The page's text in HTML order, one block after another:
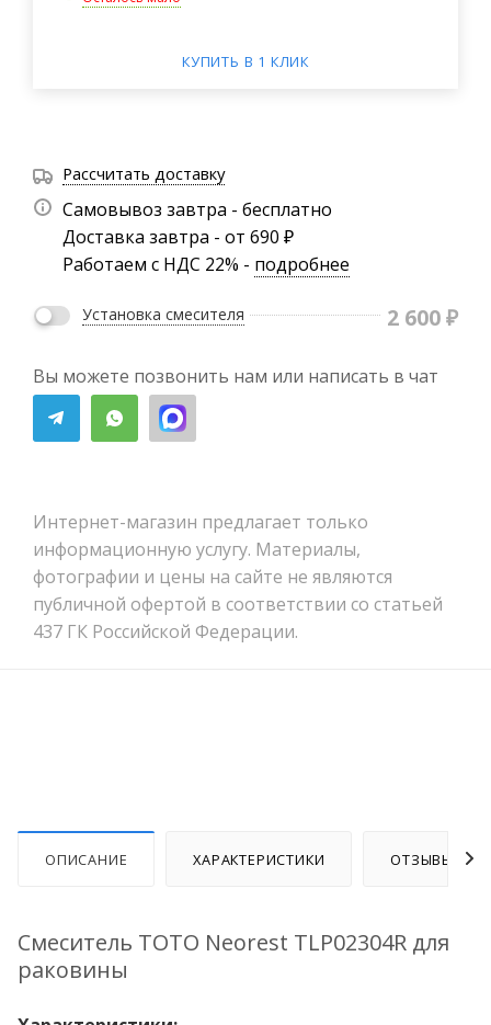
КУПИТЬ В 1 КЛИК
Рассчитать доставку
Самовывоз завтра - бесплатно
Доставка завтра - от 690 ₽
Работаем с НДС 22% - подробнее
Установка смесителя 2 600₽
Вы можете позвонить нам или написать в чат
Интернет-магазин предлагает только
информационную услугу. Материалы,
фотографии и цены на сайте не являются
публичной офертой в соответствии со статьей
437 ГК Российской Федерации.
ОПИСАНИЕ ХАРАКТЕРИСТИКИ ОТЗЫВЫ
Смеситель TOTO Neorest TLP02304R для
раковины